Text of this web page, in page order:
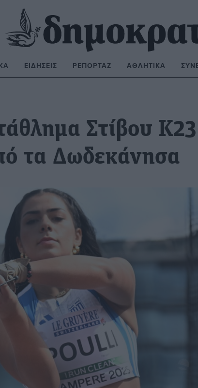
ΕΙΔΉΣΕΙΣ ΡΕΠΟΡΤΆΖ ΑΘΛΗΤΙΚΆ
Στίβου
τα Δωδεκάνησα